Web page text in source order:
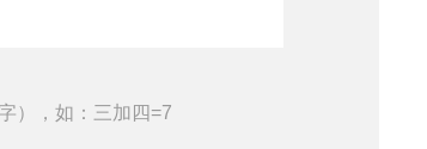
），如：三加四=7